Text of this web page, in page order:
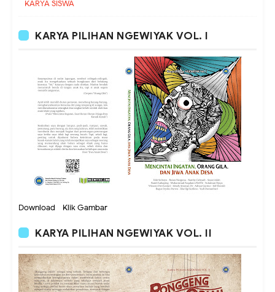
KARYA SISWA
KARYA PILIHAN NGEWIYAK VOL. I
Download - Klik Gambar
KARYA PILIHAN NGEWIYAK VOL. II